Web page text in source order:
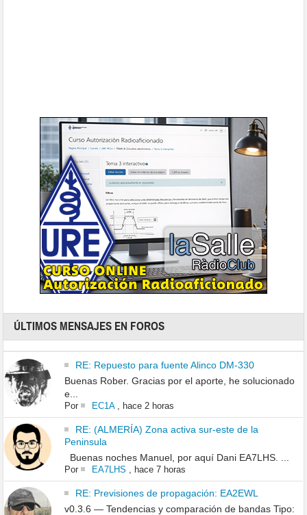
ÚLTIMOS MENSAJES EN FOROS
RE: Repuesto para fuente Alinco DM-330
Buenas Rober. Gracias por el aporte, he solucionado
e...
Por EC1A, hace 2 horas
RE: (ALMERÍA) Zona activa sur-este de la
Peninsula
Buenas noches Manuel, por aquí Dani EA7LHS. ...
Por EA7LHS hace 7 horas
RE: Previsiones de propagación: EA2EWL
v0.3.6 — Tendencias y comparación de bandas Tipo: